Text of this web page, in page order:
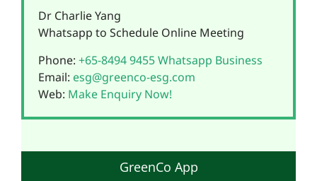
Dr Charlie Yang
Whatsapp to Schedule Online Meeting
Phone: +65-8494 9455Whatsapp Business
Email: esg@greenco-esg.com
Web: Make Enquiry Now!
GreenCo App